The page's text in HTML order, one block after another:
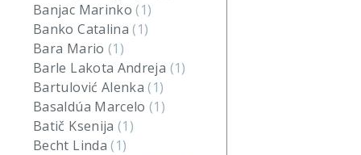
Banjac Marinko(1)
Banko Catalina(1)
Bara Mario (1)
Barle Lakota Andreja (1)
Bartulović Alenka(1)
Basaldúa Marcelo(1)
Batič Ksenija(1)
Becht Linda(1)